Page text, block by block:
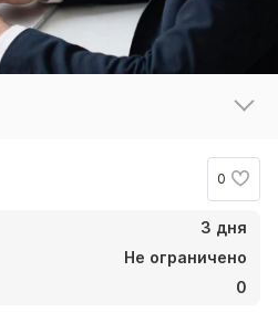
0
3 дня
Не ограничено
0